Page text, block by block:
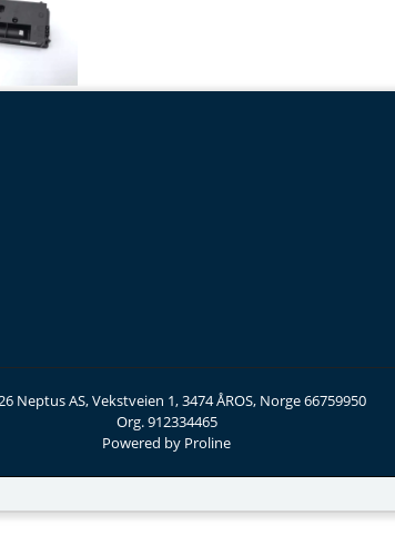
Neptus AS, Vekstveien 1, 3474 ÅROS, Norge 66759950
Org. 912334465
Powered by Proline